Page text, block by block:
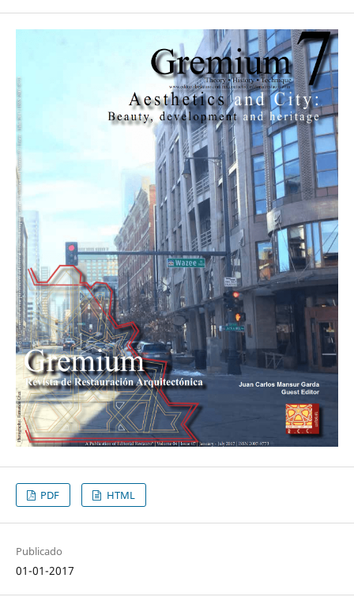
PDF HTML
Publicado
01-01-2017